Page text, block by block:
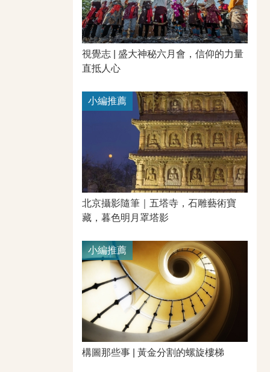
視覺志 | 盛大神秘六月會，信仰的力量
直抵人心
北京攝影隨筆｜​五塔寺，石雕藝術寶
藏，暮色明月罩塔影
小編推薦
構圖那些事 | 黃金分割的螺旋樓梯
小編推薦